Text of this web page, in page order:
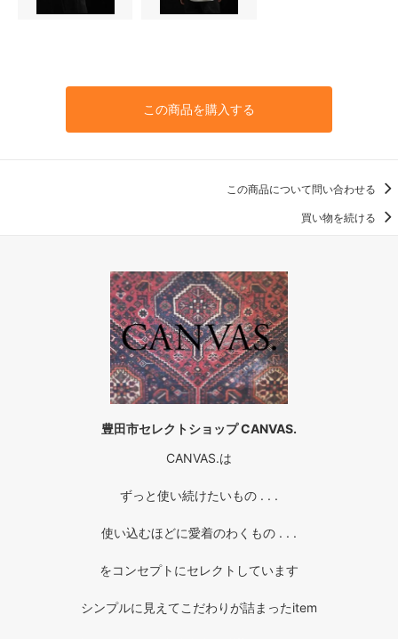
この商品を購入する
この商品について問い合わせる
買い物を続ける
豊田市セレクトショップ CANVAS.
CANVAS.は
ずっと使い続けたいもの . . .
使い込むほどに愛着のわくもの . . .
をコンセプトにセレクトしています
シンプルに見えてこだわりが詰まったitem